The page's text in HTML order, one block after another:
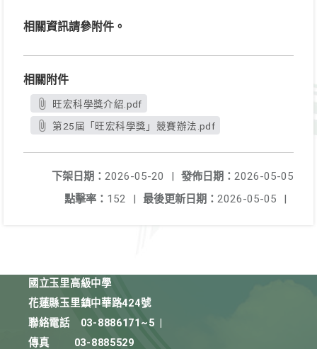
相關資訊請參附件。
相關附件
旺宏科學獎介紹.pdf
第25屆「旺宏科學獎」競賽辦法.pdf
發佈日期： 2026-05-05
下架日期： 2026-05-20
|
最後更新日期： 2026-05-05 |
點擊率： 152 |
國立玉里高級中學
花蓮縣玉里鎮中華路424號
聯絡電話
03-8886171~5
傳真
03-8885529